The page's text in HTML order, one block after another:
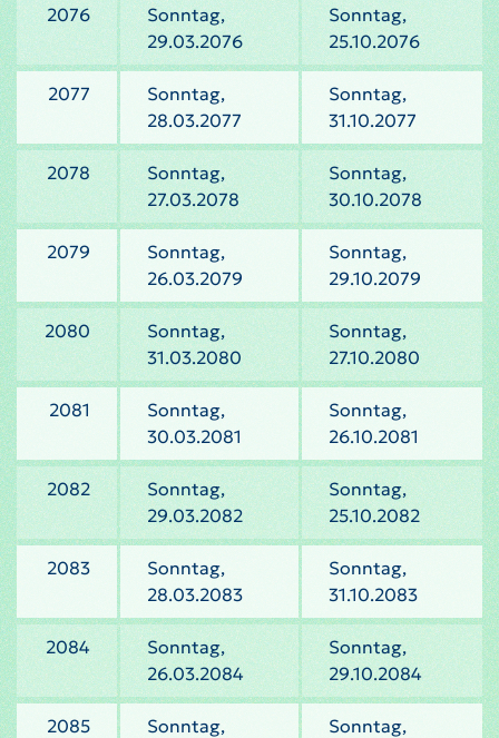
2076
Sonntag,
29.03.2076
Sonntag,
25.10.2076
2077
Sonntag,
28.03.2077
Sonntag,
31.10.2077
2078
Sonntag,
27.03.2078
Sonntag,
30.10.2078
2079
Sonntag,
26.03.2079
Sonntag,
29.10.2079
2080
Sonntag,
31.03.2080
Sonntag,
27.10.2080
2081
Sonntag,
30.03.2081
Sonntag,
26.10.2081
2082
Sonntag,
29.03.2082
Sonntag,
25.10.2082
2083
Sonntag,
28.03.2083
Sonntag,
31.10.2083
2084
Sonntag,
26.03.2084
Sonntag,
29.10.2084
2085
Sonntag,
Sonntag,